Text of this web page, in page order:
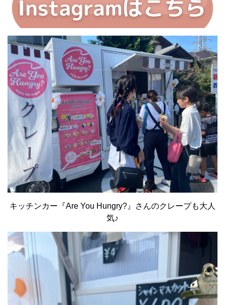
キッチンカー『Are You Hungry?』さんのクレープも大人
気♪